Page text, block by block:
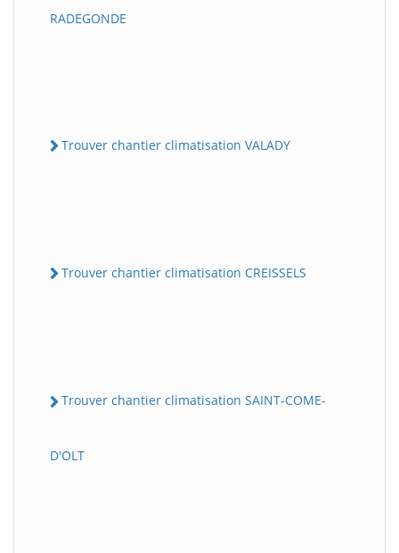
RADEGONDE
Trouver chantier climatisation VALADY
Trouver chantier climatisation CREISSELS
Trouver chantier climatisation SAINT-COME-
D'OLT